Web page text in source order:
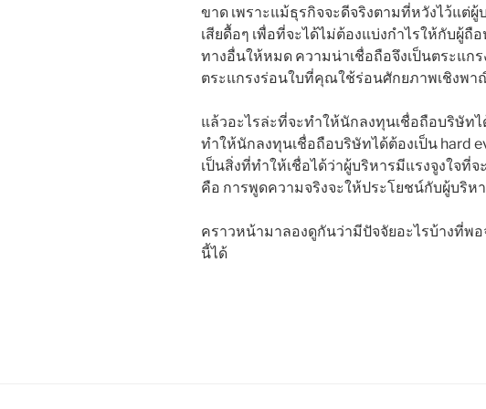
ขาด เพราะแม้ธุรกิจจะดีจริงตามที่หวังไว้แต่
เสียดื้อๆ เพื่อที่จะได้ไม่ต้องแบ่งกำไรให้กับผู้
ทางอื่นให้หมด ความน่าเชื่อถือจึงเป็นตระแ
ตระแกรงร่อนใบที่คุณใช้ร่อนศักยภาพเชิงพา
แล้วอะไรล่ะที่จะทำให้นักลงทุนเชื่อถือบริษัท
ทำให้นักลงทุนเชื่อถือบริษัทได้ต้องเป็น hard
เป็นสิ่งที่ทำให้เชื่อได้ว่าผู้บริหารมีแรงจูงใจที่
คือ การพูดความจริงจะให้ประโยชน์กับผู้บริห
คราวหน้ามาลองดูกันว่ามีปัจจัยอะไรบ้างที่พ
นี้ได้